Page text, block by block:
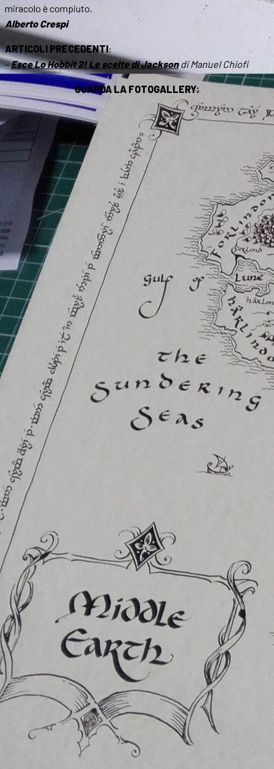
miracolo è compiuto.
Alberto Crespi
ARTICOLI PRECEDENTI:
–Esce Lo Hobbit 2! Le scelte di Jackson di Manuel Chiofi
GUARDA LA FOTOGALLERY: